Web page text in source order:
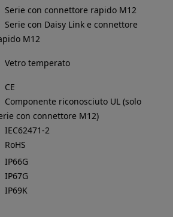
Serie con connettore rapido M12
Serie con Daisy Link e connettore
M12
Vetro temperato
CE
Componente riconosciuto UL (solo
con connettore M12)
IEC62471-2
RoHS
IP66G
IP67G
IP69K